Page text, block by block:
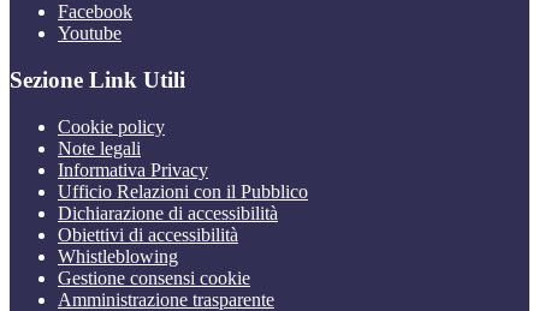
Facebook
Youtube
Sezione Link Utili
Cookie policy
Note legali
Informativa Privacy
Ufficio Relazioni con il Pubblico
Dichiarazione di accessibilità
Obiettivi di accessibilità
Whistleblowing
Gestione consensi cookie
Amministrazione trasparente